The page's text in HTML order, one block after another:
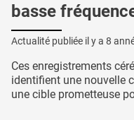
basse
Actualité publiée il y a 8
Ces enregistrements
identifient une nouvelle
une cible prometteuse